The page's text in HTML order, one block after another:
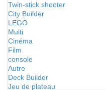
Twin-stick shooter
City Builder
LEGO
Multi
Cinéma
Film
console
Autre
Deck Builder
Jeu de plateau